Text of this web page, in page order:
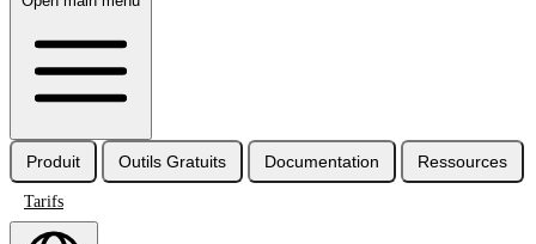
Produit Outils Gratuits Documentation Ressources
Tarifs